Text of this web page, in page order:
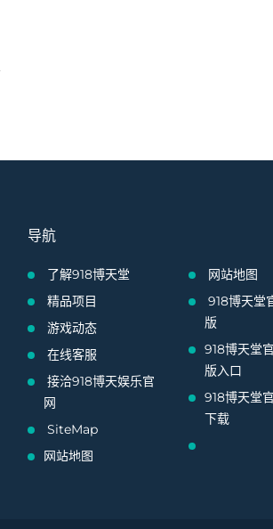
导航
了解918博天堂
精品项目
游戏动态
在线客服
接洽918博天娱乐官
网
SiteMap
网站地图
网站地图
918博天堂
版
918博天堂
版入口
918博天堂
下载